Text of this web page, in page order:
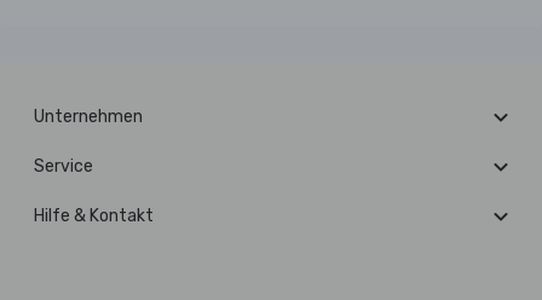
Unternehmen
Service
Hilfe & Kontakt